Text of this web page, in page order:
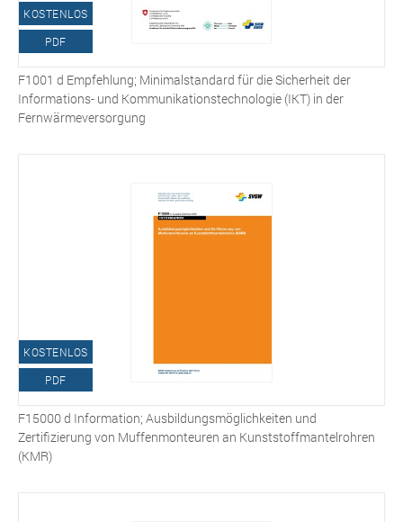
KOSTENLOS
PDF
F1001 d Empfehlung; Minimalstandard für die Sicherheit der
Informations- und Kommunikationstechnologie (IKT) in der
Fernwärmeversorgung
KOSTENLOS
PDF
F15000 d Information; Ausbildungsmöglichkeiten und
Zertifizierung von Muffenmonteuren an Kunststoffmantelrohren
(KMR)